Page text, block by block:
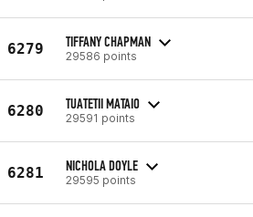
6279 TIFFANY CHAPMAN
29586 points
6280 TUATETII MATAIO
29591 points
6281 NICHOLA DOYLE
29595 points